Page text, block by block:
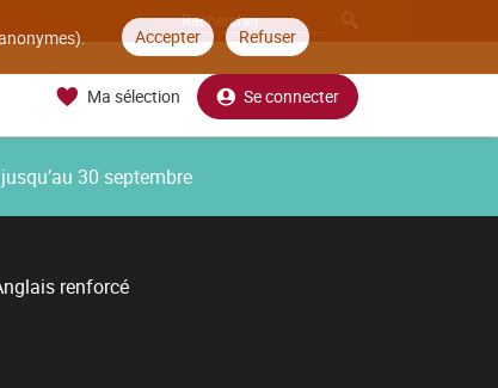
Accepter Refuser
Ma sélection Se connecter
30 septembre
renforcé